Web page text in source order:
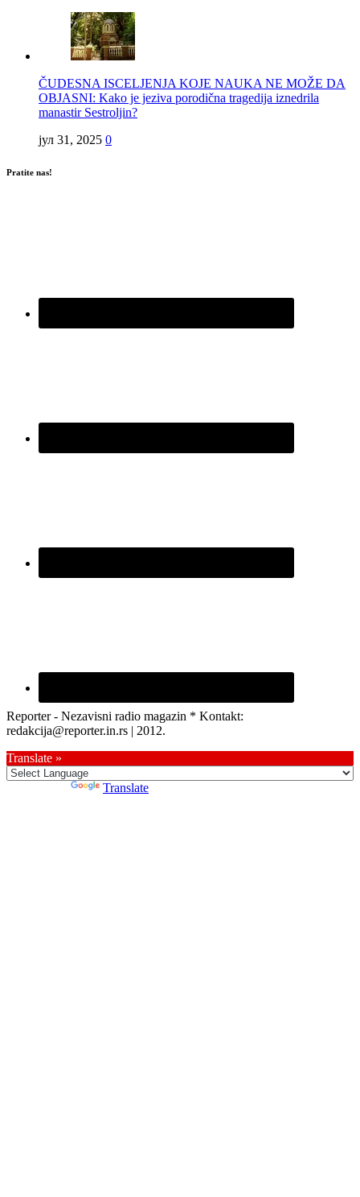
ČUDESNA ISCELJENJA KOJE NAUKA NE MOŽE DA
OBJASNI: Kako je jeziva porodična tragedija iznedrila
manastir Sestroljin?
јул 31, 2025 0
Pratite nas!
Reporter - Nezavisni radio magazin * Kontakt:
redakcija@reporter.in.rs | 2012.
Translate »
Translate